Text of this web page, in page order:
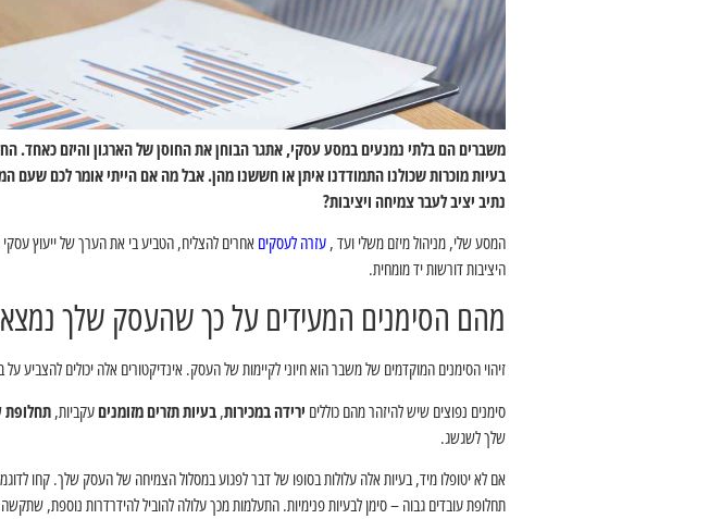
משברים הם בלתי נמנעים במסע עסקי, אתגר הבוחן את החוסן של הארגון והיזם כאחד.
בעיות מוכרות שכולנו התמודדנו איתן או חששנו מהן. אבל מה אם הייתי אומר לכם שעם
נתיב יציב לעבר צמיחה ויציבות?
המסע שלי, מניהול מיזם משלי ועד ,עזרה לעסקיםאחרים להצליח, הטביע בי את הערך של ייעוץ
היציבות דורשות יד מומחית.
מהם הסימנים המעידים על כך שהעסק שלך
זיהוי הסימנים המוקדמים של משבר הוא חיוני לקיימות של העסק. אינדיקטורים אלה יכולים להצביע
סימנים נפוצים שיש להיזהר מהם כוללים ירידה במכירות,בעיות תזרים מזומניםעקביות,תחלופת
שלך לשגשג.
אם לא יטופלו מיד, בעיות אלה עלולות בסופו של דבר לפגוע במסלול הצמיחה של העסק שלך. קחו
תחלופת עובדים גבוה – סימן לבעיות פנימיות. התעלמות מכך עלולה להוביל להידרדרות נוספת,